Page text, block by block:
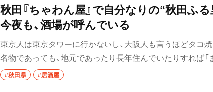
秋田『ちゃわん屋』で自分なりの“秋田ふる
今夜も、酒場が呼んでいる
東京人は東京タワーに行かないし、大阪人も言うほどタコ
名物であっても、地元であったり長年住んでいたりすれば「
し……」と、灯台下暗しなことがよくある。私もまさしくその
#秋田県 #居酒屋